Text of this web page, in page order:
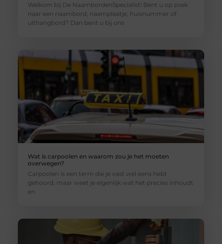
Welkom bij De NaambordenSpecialist! Bent u op zoek
naar een naambord, naamplaatje, huisnummer of
uithangbord? Dan bent u bij ons
Wat is carpoolen en waarom zou je het moeten
overwegen?
Carpoolen is een term die je vast wel eens hebt
gehoord, maar weet je eigenlijk wat het precies inhoudt
en